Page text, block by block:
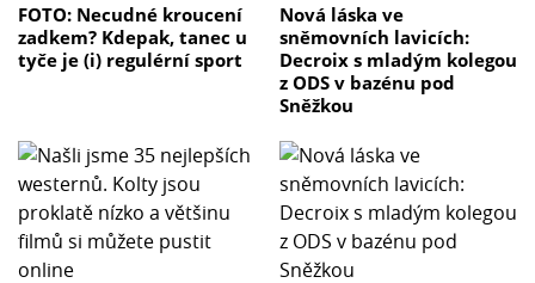
FOTO: Necudné kroucení
zadkem? Kdepak, tanec u
tyče je (i) regulérní sport
Nová láska ve
sněmovních lavicích:
Decroix s mladým kolegou
z ODS v bazénu pod
Sněžkou